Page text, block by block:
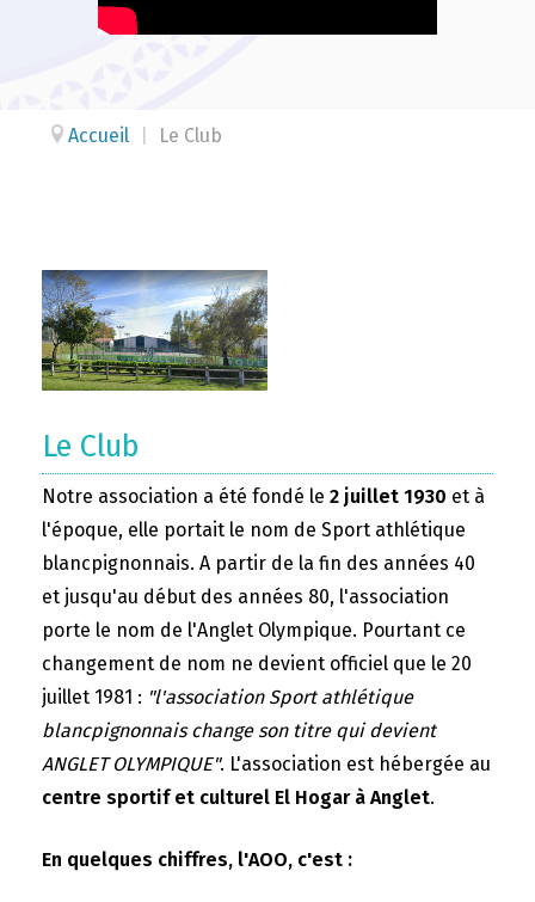
Accueil Le Club
Le Club
Notre association a été fondé le 2 juillet 1930 et à
l'époque, elle portait le nom de Sport athlétique
blancpignonnais. A partir de la fin des années 40
et jusqu'au début des années 80, l'association
porte le nom de l'Anglet Olympique. Pourtant ce
changement de nom ne devient officiel que le 20
juillet 1981 : "l'association Sport athlétique
blancpignonnais change son titre qui devient
ANGLET OLYMPIQUE". L'association est hébergée au
centre sportif et culturel El Hogar à Anglet.
En quelques chiffres, l'AOO, c'est :